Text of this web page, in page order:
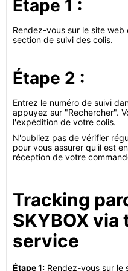
Étape 1 :
Rendez-vous sur le site web
section de suivi des colis.
Étape 2 :
Entrez le numéro de suivi
appuyez sur "Rechercher".
l'expédition de votre colis.
N'oubliez pas de vérifier
pour vous assurer qu'il est
réception de votre
Tracking
SKYBOX
service
Étape 1: Rendez-vous sur le